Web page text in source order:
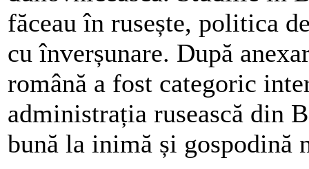
făceau în rusește, politica
cu înverșunare. După
română a fost categoric
administrația rusească din
bună la inimă și gospodină